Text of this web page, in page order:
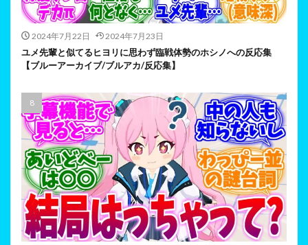
2024年7月22日 2024年7月23日
ユメ先輩と似てるヒヨリに思わず臨戦体勢のホシノへの反応集
【ブルーアーカイブ/ブルアカ/反応集】